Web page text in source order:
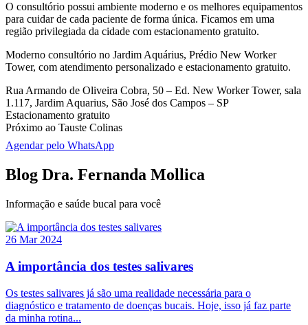
O consultório possui ambiente moderno e os melhores equipamentos
para cuidar de cada paciente de forma única. Ficamos em uma
região privilegiada da cidade com estacionamento gratuito.
Moderno consultório no Jardim Aquárius, Prédio New Worker
Tower, com atendimento personalizado e estacionamento gratuito.
Rua Armando de Oliveira Cobra, 50 – Ed. New Worker Tower, sala
1.117, Jardim Aquarius, São José dos Campos – SP
Estacionamento gratuito
Próximo ao Tauste Colinas
Agendar pelo WhatsApp
Blog Dra. Fernanda Mollica
Informação e saúde bucal para você
26 Mar 2024
A importância dos testes salivares
Os testes salivares já são uma realidade necessária para o
diagnóstico e tratamento de doenças bucais. Hoje, isso já faz parte
da minha rotina...